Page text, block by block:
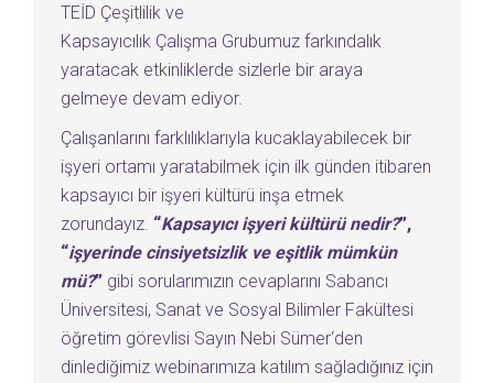
TEİD Çeşitlilik ve
Kapsayıcılık Çalışma Grubumuz farkındalık
yaratacak etkinliklerde sizlerle bir araya
gelmeye devam ediyor.
Çalışanlarını farklılıklarıyla kucaklayabilecek bir
işyeri ortamı yaratabilmek için ilk günden itibaren
kapsayıcı bir işyeri kültürü inşa etmek
zorundayız. “Kapsayıcı işyeri kültürü nedir?”,
“işyerinde cinsiyetsizlik ve eşitlik mümkün
mü?” gibi sorularımızın cevaplarını Sabancı
Üniversitesi, Sanat ve Sosyal Bilimler Fakültesi
öğretim görevlisi Sayın Nebi Sümer‘den
dinlediğimiz webinarımıza katılım sağladığınız için